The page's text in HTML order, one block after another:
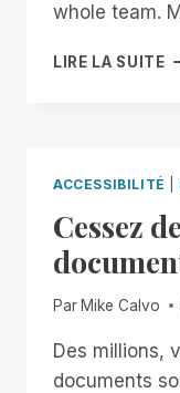
whole team.
LIRE LA SUITE
ACCESSIBILITÉ
Cessez
Par Mike Calvo
Des millions,
documents